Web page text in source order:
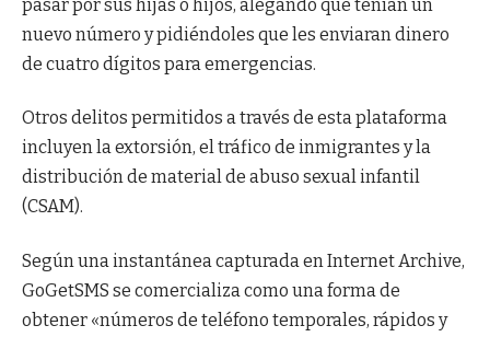
pasar por sus hijas o hijos, alegando que tenían un
nuevo número y pidiéndoles que les enviaran dinero
de cuatro dígitos para emergencias.
Otros delitos permitidos a través de esta plataforma
incluyen la extorsión, el tráfico de inmigrantes y la
distribución de material de abuso sexual infantil
(CSAM).
Según una instantánea capturada en Internet Archive,
GoGetSMS se comercializa como una forma de
obtener «números de teléfono temporales, rápidos y